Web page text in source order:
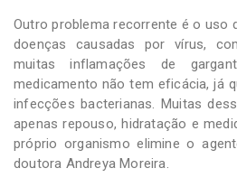
Outro problema recorrente é o uso
doenças causadas por vírus,
muitas inflamações de
medicamento não tem eficácia, já
infecções bacterianas. Muitas
apenas repouso, hidratação e
próprio organismo elimine o
doutora Andreya Moreira.